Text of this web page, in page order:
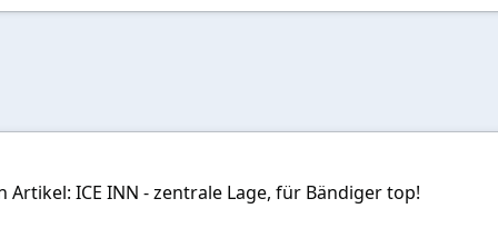
Artikel: ICE INN - zentrale Lage, für Bändiger top!